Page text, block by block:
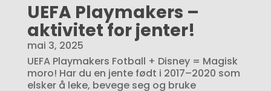
UEFA Playmakers –
aktivitet for jenter!
mai 3, 2025
UEFA Playmakers Fotball + Disney = Magisk
moro! Har du en jente født i 2017–2020 som
elsker å leke, bevege seg og bruke